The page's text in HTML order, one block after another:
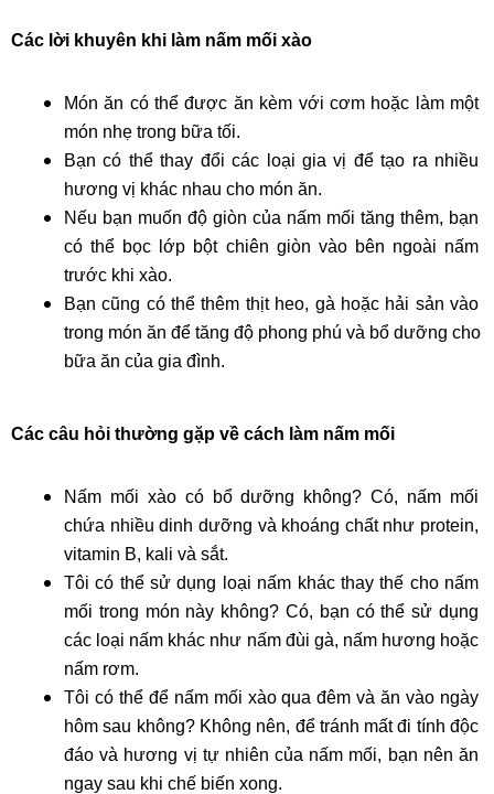
Các lời khuyên khi làm nấm mối xào
Món ăn có thể được ăn kèm với cơm hoặc làm một
món nhẹ trong bữa tối.
Bạn có thể thay đổi các loại gia vị để tạo ra nhiều
hương vị khác nhau cho món ăn.
Nếu bạn muốn độ giòn của nấm mối tăng thêm, bạn
có thể bọc lớp bột chiên giòn vào bên ngoài nấm
trước khi xào.
Bạn cũng có thể thêm thịt heo, gà hoặc hải sản vào
trong món ăn để tăng độ phong phú và bổ dưỡng cho
bữa ăn của gia đình.
Các câu hỏi thường gặp về cách làm nấm mối
Nấm mối xào có bổ dưỡng không? Có, nấm mối
chứa nhiều dinh dưỡng và khoáng chất như protein,
vitamin B, kali và sắt.
Tôi có thể sử dụng loại nấm khác thay thế cho nấm
mối trong món này không? Có, bạn có thể sử dụng
các loại nấm khác như nấm đùi gà, nấm hương hoặc
nấm rơm.
Tôi có thể để nấm mối xào qua đêm và ăn vào ngày
hôm sau không? Không nên, để tránh mất đi tính độc
đáo và hương vị tự nhiên của nấm mối, bạn nên ăn
ngay sau khi chế biến xong.